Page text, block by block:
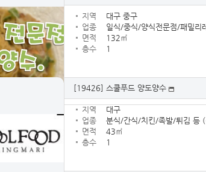
지역
대구 중구
업종
일식/중식/양식전문점/패밀리
면적
132㎡
층수
1
[19426] 스쿨푸드 양도양수
지역
대구
업종
분식/간식/치킨/족발/튀김 등
면적
43㎡
층수
1